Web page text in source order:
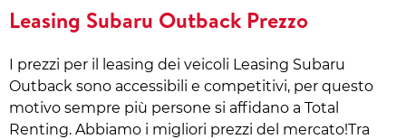
Leasing Subaru Outback Prezzo
I prezzi per il leasing dei veicoli Leasing Subaru
Outback sono accessibili e competitivi, per questo
motivo sempre più persone si affidano a Total
Renting. Abbiamo i migliori prezzi del mercato!Tra